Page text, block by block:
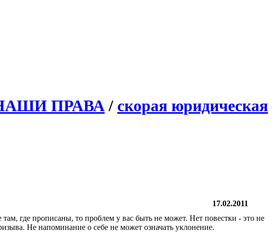
ПРАВА/ скорая юридическая
17.02.2011
где прописаны, то проблем у вас быть не может. Нет повестки - это не
Не напоминание о себе не может означать уклонение.